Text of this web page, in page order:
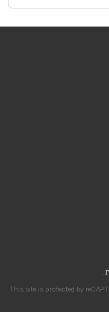
This site is protected by